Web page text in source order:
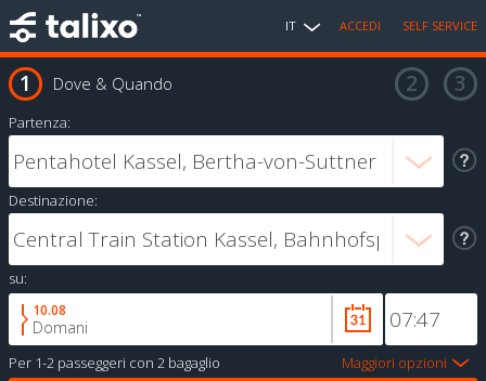
IT ACCEDI SELF SERVICE
Dove & Quando
Partenza:
Destinazione:
su:
10.08
Domani
Per 1-2 passeggeri con 2 bagaglio Maggiori opzioni